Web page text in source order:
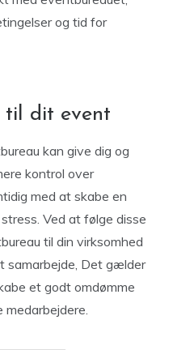
og tid for
til dit event
kan give dig og
kontrol over
med at skabe en
Ved at følge disse
til din virksomhed
samarbejde, Det gælder
et godt omdømme
medarbejdere.